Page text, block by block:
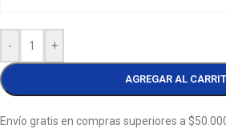
- +
AGREGAR AL
Envío gratis en compras superiores a